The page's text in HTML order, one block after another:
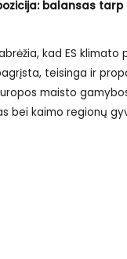
balansas tarp
kad ES klimato
teisinga ir
maisto
bei kaimo regionų